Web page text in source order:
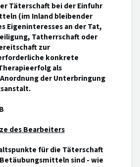
Täterschaft bei der Einfuhr
(im Inland bleibender
Eigeninteresses an der Tat,
Tatherrschaft oder
zur
konkrete
als
der Unterbringung
des Bearbeiters
für die Täterschaft
sind - wie